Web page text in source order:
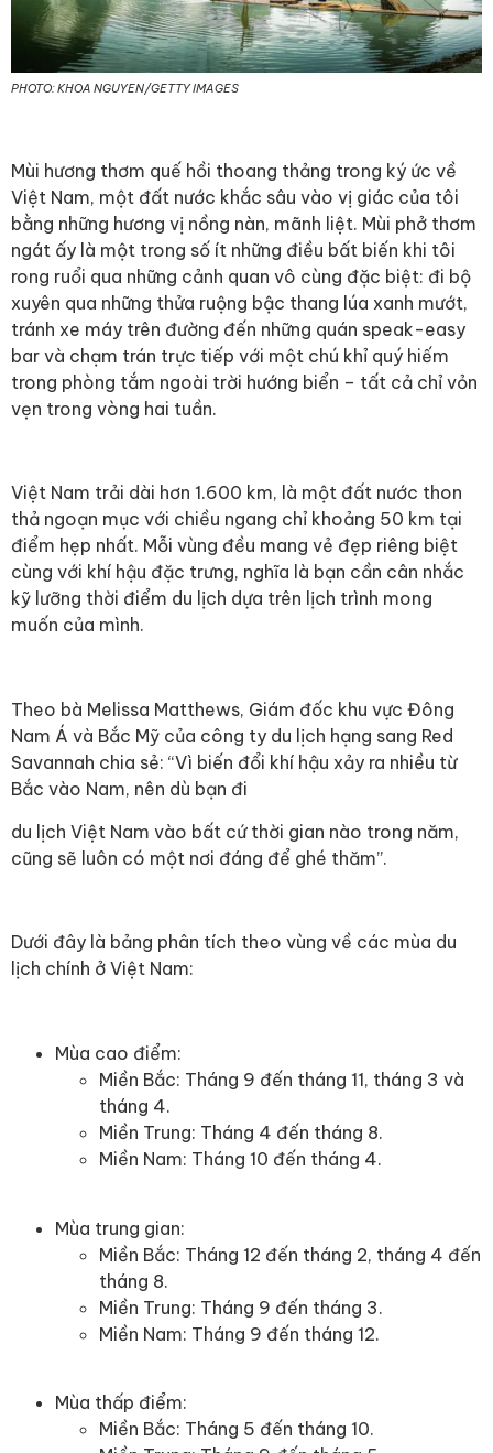
PHOTO: KHOA NGUYEN/GETTY IMAGES
Mùi hương thơm quế hồi thoang thảng trong ký ức về
Việt Nam, một đất nước khắc sâu vào vị giác của tôi
bằng những hương vị nồng nàn, mãnh liệt. Mùi phở thơm
ngát ấy là một trong số ít những điều bất biến khi tôi
rong ruổi qua những cảnh quan vô cùng đặc biệt: đi bộ
xuyên qua những thửa ruộng bậc thang lúa xanh mướt,
tránh xe máy trên đường đến những quán speak-easy
bar và chạm trán trực tiếp với một chú khỉ quý hiếm
trong phòng tắm ngoài trời hướng biển – tất cả chỉ vỏn
vẹn trong vòng hai tuần.
Việt Nam trải dài hơn 1.600 km, là một đất nước thon
thả ngoạn mục với chiều ngang chỉ khoảng 50 km tại
điểm hẹp nhất. Mỗi vùng đều mang vẻ đẹp riêng biệt
cùng với khí hậu đặc trưng, nghĩa là bạn cần cân nhắc
kỹ lưỡng thời điểm du lịch dựa trên lịch trình mong
muốn của mình.
Theo bà Melissa Matthews, Giám đốc khu vực Đông
Nam Á và Bắc Mỹ của công ty du lịch hạng sang Red
Savannah chia sẻ: “Vì biến đổi khí hậu xảy ra nhiều từ
Bắc vào Nam, nên dù bạn đi
du lịch Việt Nam vào bất cứ thời gian nào trong năm,
cũng sẽ luôn có một nơi đáng để ghé thăm”.
Dưới đây là bảng phân tích theo vùng về các mùa du
lịch chính ở Việt Nam:
Mùa cao điểm:
Miền Bắc: Tháng 9 đến tháng 11, tháng 3 và
tháng 4.
Miền Trung: Tháng 4 đến tháng 8.
Miền Nam: Tháng 10 đến tháng 4.
Mùa trung gian:
Miền Bắc: Tháng 12 đến tháng 2, tháng 4 đến
tháng 8.
Miền Trung: Tháng 9 đến tháng 3.
Miền Nam: Tháng 9 đến tháng 12.
Mùa thấp điểm:
Miền Bắc: Tháng 5 đến tháng 10.